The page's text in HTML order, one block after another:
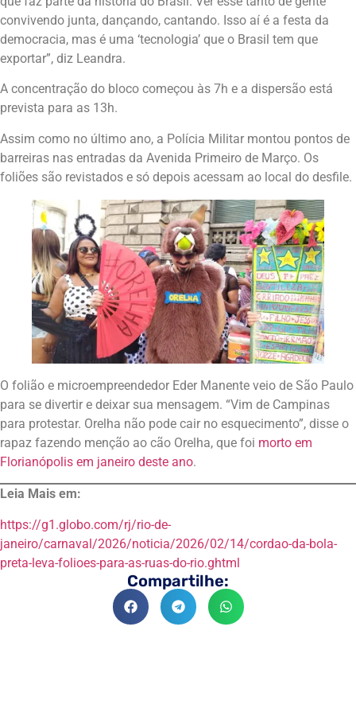
convivendo junta, dançando, cantando. Isso aí é a festa da
democracia, mas é uma ‘tecnologia’ que o Brasil tem que
exportar”, diz Leandra.
A concentração do bloco começou às 7h e a dispersão está
prevista para as 13h.
Assim como no último ano, a Polícia Militar montou pontos de
barreiras nas entradas da Avenida Primeiro de Março. Os
foliões são revistados e só depois acessam ao local do desfile.
O folião e microempreendedor Eder Manente veio de São Paulo
para se divertir e deixar sua mensagem. “Vim de Campinas
para protestar. Orelha não pode cair no esquecimento”, disse o
rapaz fazendo menção ao cão Orelha, que foi morto em
Florianópolis em janeiro deste ano.
Leia Mais em:
https://g1.globo.com/rj/rio-de-
janeiro/carnaval/2026/noticia/2026/02/14/cordao-da-bola-
preta-leva-folioes-para-as-ruas-do-rio.ghtml
Compartilhe: